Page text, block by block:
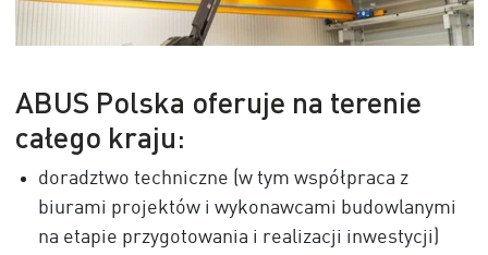
ABUS Polska oferuje na terenie
całego kraju:
doradztwo techniczne (w tym współpraca z
biurami projektów i wykonawcami budowlanymi
na etapie przygotowania i realizacji inwestycji)